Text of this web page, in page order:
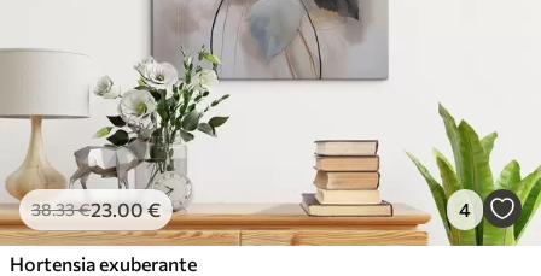
38.33€23.00 € 4
Hortensia exuberante